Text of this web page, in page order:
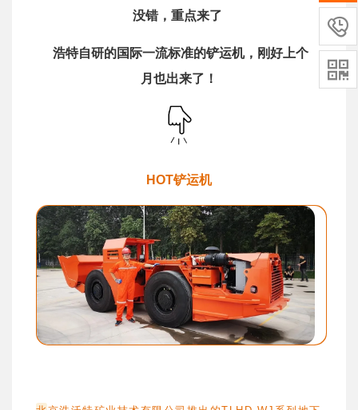
没错，重点来了
浩特自研的国际一流标准的铲运机，刚好上个
月也出来了！
HOT铲运机

